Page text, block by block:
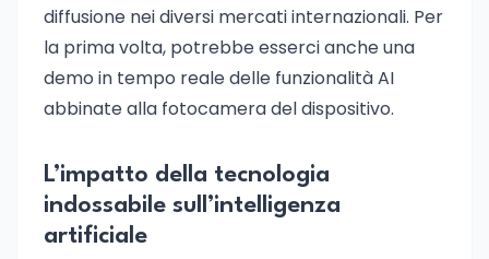
diffusione nei diversi mercati internazionali. Per
la prima volta, potrebbe esserci anche una
demo in tempo reale delle funzionalità AI
abbinate alla fotocamera del dispositivo.
L’impatto della tecnologia
indossabile sull’intelligenza
artificiale